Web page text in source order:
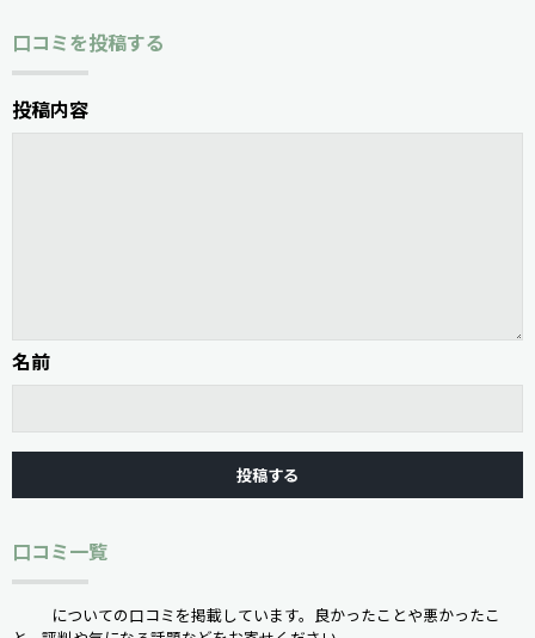
口コミを投稿する
投稿内容
名前
口コミ一覧
についての口コミを掲載しています。良かったことや悪かったこ